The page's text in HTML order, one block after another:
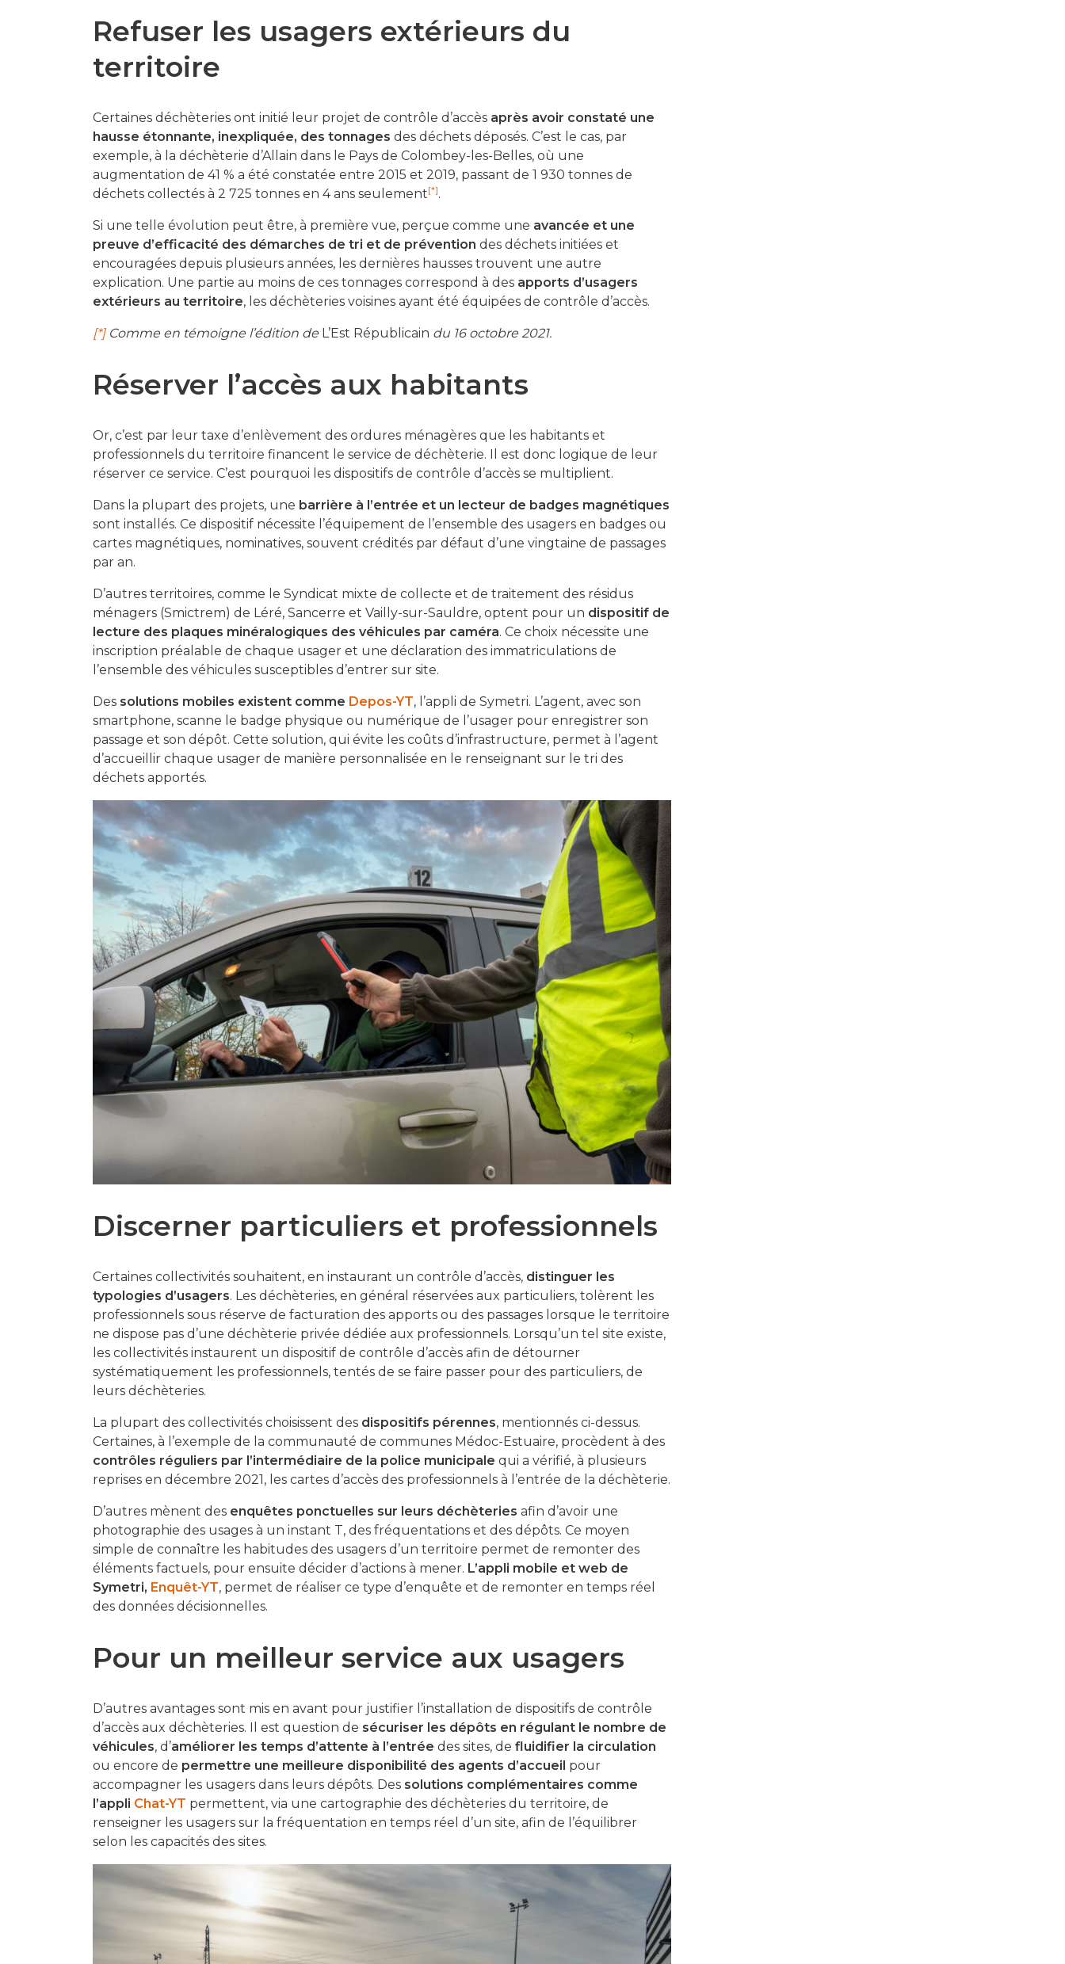
Refuser les usagers extérieurs du
territoire
Certaines déchèteries ont initié leur projet de contrôle d’accès après avoir constaté une
hausse étonnante, inexpliquée, des tonnages des déchets déposés. C’est le cas, par
exemple, à la déchèterie d’Allain dans le Pays de Colombey-les-Belles, où une
augmentation de 41 % a été constatée entre 2015 et 2019, passant de 1 930 tonnes de
déchets collectés à 2 725 tonnes en 4 ans seulement[*].
Si une telle évolution peut être, à première vue, perçue comme une avancée et une
preuve d’efficacité des démarches de tri et de prévention des déchets initiées et
encouragées depuis plusieurs années, les dernières hausses trouvent une autre
explication. Une partie au moins de ces tonnages correspond à des apports d’usagers
extérieurs au territoire, les déchèteries voisines ayant été équipées de contrôle d’accès.
[*]Comme en témoigne l’édition de L’Est Républicain du 16 octobre 2021.
Réserver l’accès aux habitants
Or, c’est par leur taxe d’enlèvement des ordures ménagères que les habitants et
professionnels du territoire financent le service de déchèterie. Il est donc logique de leur
réserver ce service. C’est pourquoi les dispositifs de contrôle d’accès se multiplient.
Dans la plupart des projets, une barrière à l’entrée et un lecteur de badges magnétiques
sont installés. Ce dispositif nécessite l’équipement de l’ensemble des usagers en badges ou
cartes magnétiques, nominatives, souvent crédités par défaut d’une vingtaine de passages
par an.
D’autres territoires, comme le Syndicat mixte de collecte et de traitement des résidus
ménagers (Smictrem) de Léré, Sancerre et Vailly-sur-Sauldre, optent pour un dispositif de
lecture des plaques minéralogiques des véhicules par caméra. Ce choix nécessite une
inscription préalable de chaque usager et une déclaration des immatriculations de
l’ensemble des véhicules susceptibles d’entrer sur site.
Des solutions mobiles existent comme Depos-YT, l’appli de Symetri. L’agent, avec son
smartphone, scanne le badge physique ou numérique de l’usager pour enregistrer son
passage et son dépôt. Cette solution, qui évite les coûts d’infrastructure, permet à l’agent
d’accueillir chaque usager de manière personnalisée en le renseignant sur le tri des
déchets apportés.
Discerner particuliers et professionnels
Certaines collectivités souhaitent, en instaurant un contrôle d’accès, distinguer les
typologies d’usagers. Les déchèteries, en général réservées aux particuliers, tolèrent les
professionnels sous réserve de facturation des apports ou des passages lorsque le territoire
ne dispose pas d’une déchèterie privée dédiée aux professionnels. Lorsqu’un tel site existe,
les collectivités instaurent un dispositif de contrôle d’accès afin de détourner
systématiquement les professionnels, tentés de se faire passer pour des particuliers, de
leurs déchèteries.
La plupart des collectivités choisissent des dispositifs pérennes, mentionnés ci-dessus.
Certaines, à l’exemple de la communauté de communes Médoc-Estuaire, procèdent à des
contrôles réguliers par l’intermédiaire de la police municipale qui a vérifié, à plusieurs
reprises en décembre 2021, les cartes d’accès des professionnels à l’entrée de la déchèterie.
D’autres mènent des enquêtes ponctuelles sur leurs déchèteries afin d’avoir une
photographie des usages à un instant T, des fréquentations et des dépôts. Ce moyen
simple de connaître les habitudes des usagers d’un territoire permet de remonter des
éléments factuels, pour ensuite décider d’actions à mener. L’appli mobile et web de
Symetri, Enquêt-YT, permet de réaliser ce type d’enquête et de remonter en temps réel
des données décisionnelles.
Pour un meilleur service aux usagers
D’autres avantages sont mis en avant pour justifier l’installation de dispositifs de contrôle
d’accès aux déchèteries. Il est question de sécuriser les dépôts en régulant le nombre de
véhicules, d’améliorer les temps d’attente à l’entrée des sites, de fluidifier la circulation
ou encore de permettre une meilleure disponibilité des agents d’accueil pour
accompagner les usagers dans leurs dépôts. Des solutions complémentaires comme
l’appli Chat-YT permettent, via une cartographie des déchèteries du territoire, de
renseigner les usagers sur la fréquentation en temps réel d’un site, afin de l’équilibrer
selon les capacités des sites.